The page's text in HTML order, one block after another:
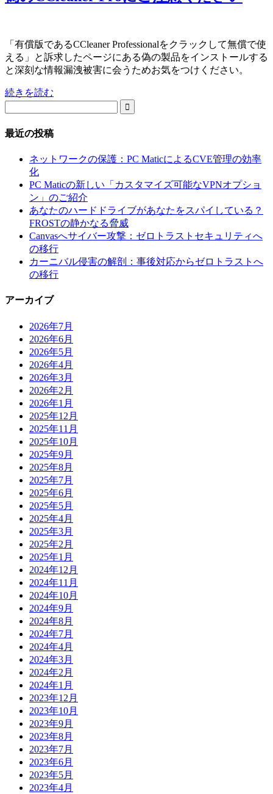
「有償版であるCCleaner Professionalをクラックして無償で使
える」と訴求したページにある偽の製品をインストールする
と深刻な情報漏洩被害に会うためお気をつけください。
続きを読む

最近の投稿
ネットワークの保護：PC MaticによるCVE管理の効率
化
PC Maticの新しい「カスタマイズ可能なVPNオプショ
ン」のご紹介
あなたのハードドライブがあなたをスパイしている？
FROSTの静かなる脅威
Canvasへサイバー攻撃：ゼロトラストセキュリティへ
の移行
カーニバル侵害の解剖：事後対応からゼロトラストへ
の移行
アーカイブ
2026年7月
2026年6月
2026年5月
2026年4月
2026年3月
2026年2月
2026年1月
2025年12月
2025年11月
2025年10月
2025年9月
2025年8月
2025年7月
2025年6月
2025年5月
2025年4月
2025年3月
2025年2月
2025年1月
2024年12月
2024年11月
2024年10月
2024年9月
2024年8月
2024年7月
2024年4月
2024年3月
2024年2月
2024年1月
2023年12月
2023年10月
2023年9月
2023年8月
2023年7月
2023年6月
2023年5月
2023年4月